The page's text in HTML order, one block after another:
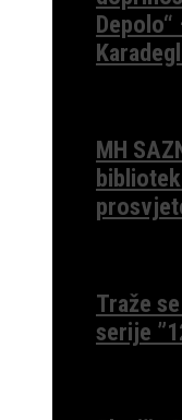
MH
Traže
serije